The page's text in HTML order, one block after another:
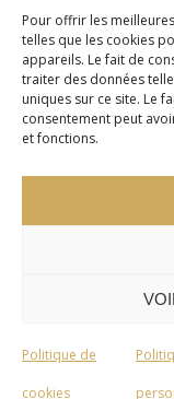
Pour offrir les
telles que les cookies
appareils. Le fait de
traiter des données
uniques sur ce site. Le
consentement peut
et fonctions.
Politique de
cookies
Desmaures QC
© 2024 Cercle Kaizen.